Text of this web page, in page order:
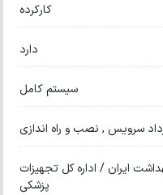
کارکرده
دارد
سیستم کامل
سرویس , نصب و راه اندازی
ایران / اداره کل تجهیزات
پزشکی